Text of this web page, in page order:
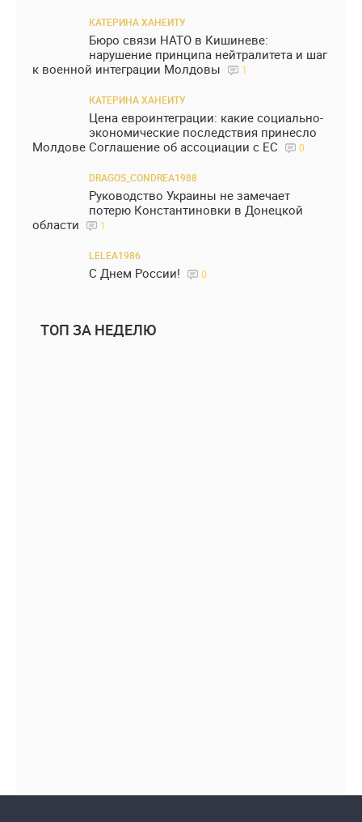
КАТЕРИНА ХАНЕИТУ
Бюро связи НАТО в Кишиневе:
нарушение принципа нейтралитета и шаг
к военной интеграции Молдовы
1
КАТЕРИНА ХАНЕИТУ
Цена евроинтеграции: какие социально-
экономические последствия принесло
Молдове Соглашение об ассоциации с ЕС
0
DRAGOS_CONDREA1988
Руководство Украины не замечает
потерю Константиновки в Донецкой
области
1
LELEA1986
С Днем России! 0
ТОП ЗА НЕДЕЛЮ